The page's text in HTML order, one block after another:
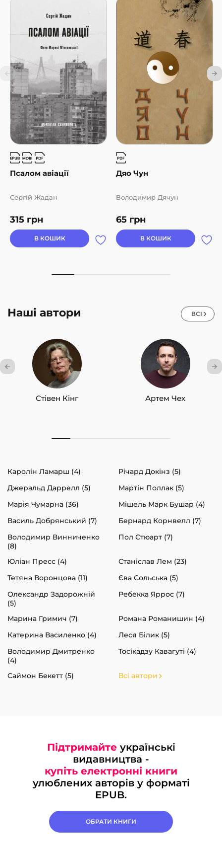
Псалом авіації
315 грн
Сергій Жадан
В КОШИК
Дяо Чун
65 грн
Володимир Дячун
В КОШИК
Наші автори ВСІ
Стівен Кінг Артем Чех
Каролін Ламарш (4)
Річард Докінз (5)
Джеральд Даррелл (5)
Мартін Поллак (5)
Марія Чумарна (36)
Мішель Марк Бушар (4)
Василь Добрянський (7)
Бернард Корнвелл (7)
Володимир Винниченко
(8)
Пол Стюарт (7)
Юліан Пресс (4)
Станіслав Лем (23)
Тетяна Воронцова (11)
Єва Сольська (5)
Олександр Задорожній
(5)
Ребекка Яррос (7)
Марина Гримич (7)
Романа Романишин (4)
Катерина Василенко (4)
Леся Білик (5)
Володимир Дмитренко
(4)
Тосікадзу Кавагуті (4)
Саймон Бекетт (5) Всі автори
Підтримайте українські
видавництва -
купіть електронні книги
улюблених авторів у форматі
EPUB.
ОБРАТИ КНИГИ